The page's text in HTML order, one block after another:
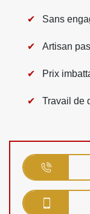
Sans
Artisan
Prix
Travail de